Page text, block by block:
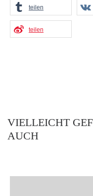
teilen
teilen
VIELLEICHT
AUCH